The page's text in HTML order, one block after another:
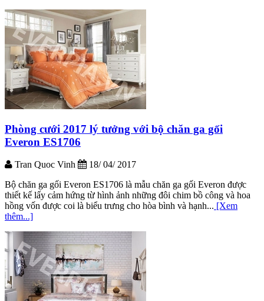
Phòng cưới 2017 lý tưởng với bộ chăn ga gối
Everon ES1706
Tran Quoc Vinh
18/ 04/ 2017
Bộ chăn ga gối Everon ES1706 là mẫu chăn ga gối Everon được
thiết kế lấy cảm hứng từ hình ảnh những đôi chim bồ công và hoa
hồng vốn được coi là biểu trưng cho hòa bình và hạnh... [Xem
thêm...]